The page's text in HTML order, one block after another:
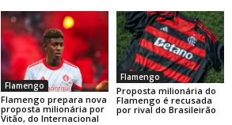
Flamengo
Flamengo prepara nova
proposta milionária por
Vitão, do Internacional
Flamengo
Proposta milionária do
Flamengo é recusada
por rival do Brasileirão